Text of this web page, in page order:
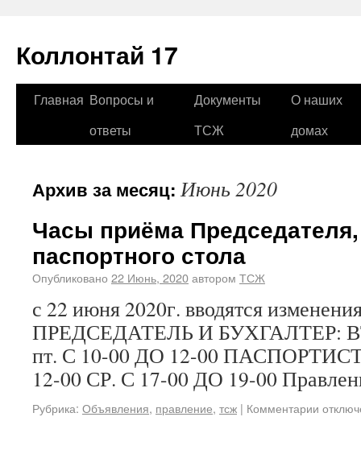
Коллонтай 17
Главная Вопросы и
ответы
Документы
ТСЖ
О наших
домах
Архив за месяц:Июнь 2020
Часы приёма
паспортного стола
Опубликовано 22 Июнь, 2020автором ТСЖ
с 22 июня 2020г. вводятся
ПРЕДСЕДАТЕЛЬ И БУХГАЛТЕР:
пт. С 10-00 ДО 12-00
12-00 СР. С 17-00 ДО 19-00
Рубрика: Объявления, правление, тсж | Комментарии